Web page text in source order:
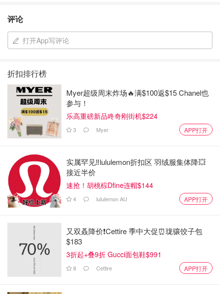
评论
打开App写评论
折扣排行榜
Myer超级周末炸场🔥满$100返$15 Chanel也
参与！
乐高重磅新品咚奇刚街机$224
3 Myer APP打开
实属罕见‼️lululemon折扣区 羽绒服集体降💥
接近半价
速抢！胡桃棕Dfine连帽$144
4 lululemon AU APP打开
又双叒降价❗️Cettire 季中大促⏰珑骧饺子包
$183
3折起+叠9折 Gucci面包鞋$991
8 Cettire APP打开